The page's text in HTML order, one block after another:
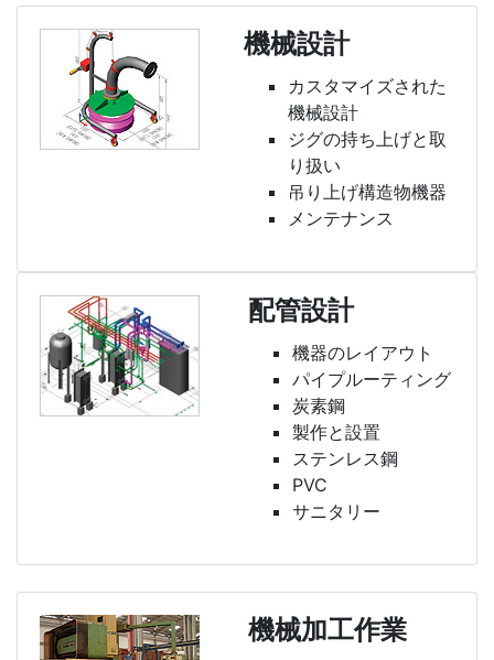
機械設計
カスタマイズされた
機械設計
ジグの持ち上げと取
り扱い
吊り上げ構造物機器
メンテナンス
配管設計
機器のレイアウト
パイプルーティング
炭素鋼
製作と設置
ステンレス鋼
PVC
サニタリー
機械加工作業